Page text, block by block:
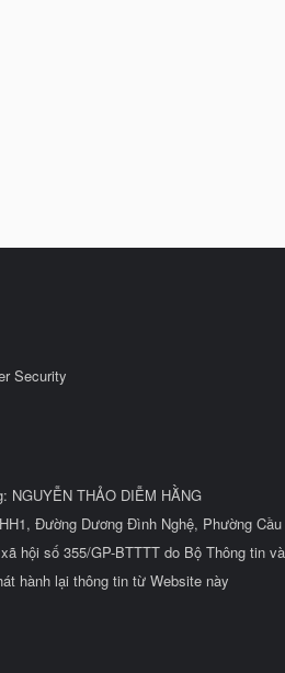
Security
NGUYỄN THẢO DIỄM HẰNG
Đường Dương Đình Nghệ, Phường
hội số 355/GP-BTTTT do Bộ Thông tin
hành lại thông tin từ Website này